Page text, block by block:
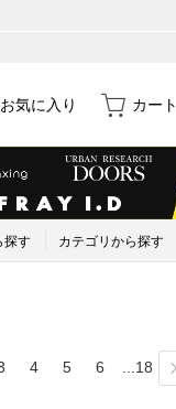
お気に入り カート
探す カテゴリから探す
4 5 6 ...18